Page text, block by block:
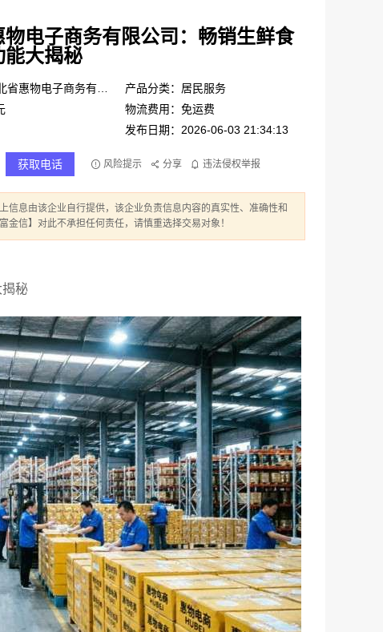
物电子商务有限公司：畅销生鲜食
能大揭秘
产品分类：居民服务
物流费用：免运费
发布日期：2026-06-03 21:34:13
获取电话 风险提示 分享 违法侵权举报
信息由该企业自行提供，该企业负责信息内容的真实性、准确性和
金信】对此不承担任何责任，请慎重选择交易对象！
秘